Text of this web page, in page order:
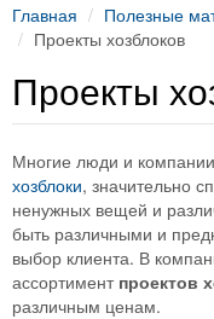
Главная Полезные
Проекты хозблоков
Проекты
Многие люди и
хозблоки, значительно
ненужных вещей и
быть различными и
выбор клиента. В
ассортимент проектов
различным ценам.